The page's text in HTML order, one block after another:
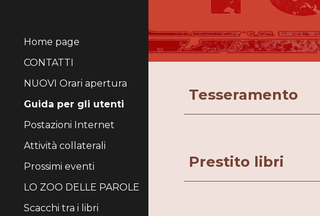
Home page
CONTATTI
NUOVI Orari apertura
Guida per gli utenti
Postazioni Internet
Attività collaterali
Prossimi eventi
LO ZOO DELLE PAROLE
Scacchi tra i libri
Tesseramento
Prestito libri